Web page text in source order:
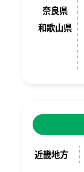
奈良県
和歌山県
近畿地方